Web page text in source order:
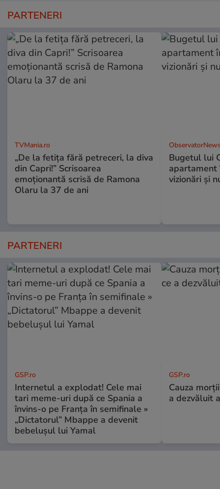
PARTENERI
TVMania.ro
„De la fetița fără petreceri, la diva
din Capri!” Scrisoarea
emoționantă scrisă de Ramona
Olaru la 37 de ani
Bugetul lui
apartament
vizionări şi
PARTENERI
GSP.ro
Internetul a explodat! Cele mai
tari meme-uri după ce Spania a
învins-o pe Franța în semifinale »
„Dictatorul” Mbappe a devenit
bebelușul lui Yamal
GSP.ro
Cauza
a dezvăluit